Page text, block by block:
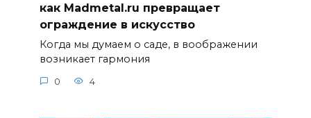
как Madmetal.ru превращает
ограждение в искусство
Когда мы думаем о саде, в воображении
возникает гармония
0 4